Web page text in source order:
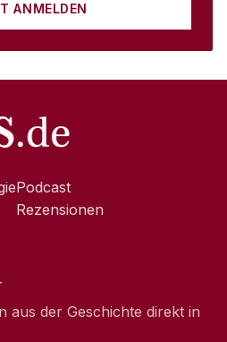
ANMELDEN
Podcast
Rezensionen
aus der Geschichte direkt in